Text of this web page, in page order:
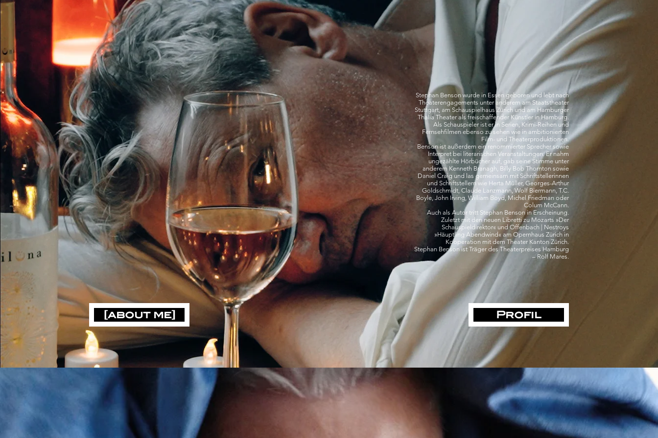
Stephan Benson wurde in Essen geboren und lebt nach
Theaterengagements unter anderem am Staatstheater
Stuttgart, am Schauspielhaus Zürich und am Hamburger
Thalia Theater als freischaffender Künstler in Hamburg.
Als Schauspieler ist er in Serien, Krimi-Reihen und
Fernsehfilmen ebenso zu sehen wie in ambitionierten
Film- und Theaterproduktionen.
Benson ist außerdem ein renommierter Sprecher sowie
Interpret bei literarischen Veranstaltungen. Er nahm
ungezählte Hörbücher auf, gab seine Stimme unter
anderem Kenneth Branagh, Billy Bob Thornton sowie
Daniel Craig und las gemeinsam mit Schriftstellerinnen
und Schriftstellern wie Herta Müller, Georges-Arthur
Goldschmidt, Claude Lanzmann, Wolf Biermann, T.C.
Boyle, John Irving, William Boyd, Michel Friedman oder
Colum McCann.
Auch als Autor tritt Stephan Benson in Erscheinung.
Zuletzt mit den neuen Libretti zu Mozarts »Der
Schauspieldirektor« und Offenbach | Nestroys
»Häuptling Abendwind« am Opernhaus Zürich in
Kooperation mit dem Theater Kanton Zürich.
Stephan Benson ist Träger des Theaterpreises Hamburg
– Rolf Mares.
[about me] Profil